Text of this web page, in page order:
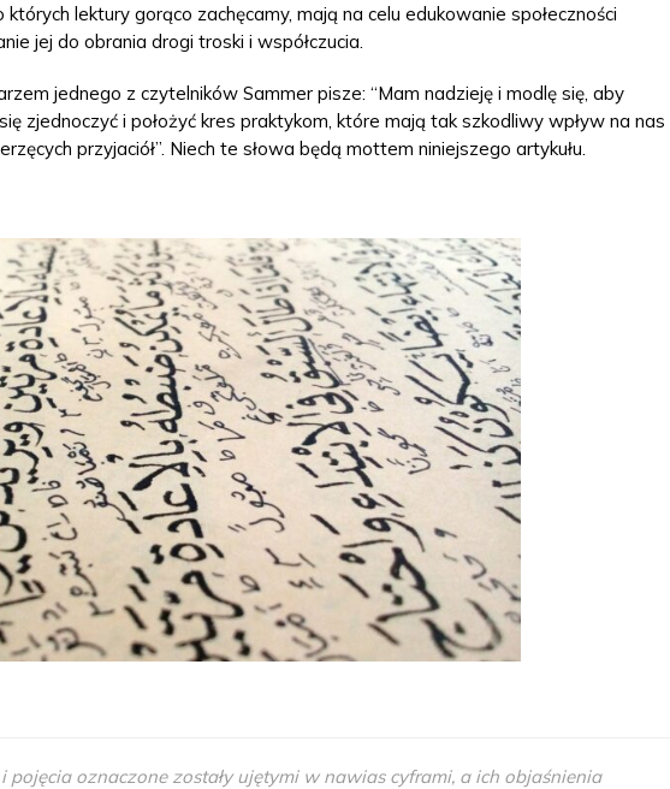
których lektury gorąco zachęcamy, mają na celu edukowanie społeczności
jej do obrania drogi troski i współczucia.
jednego z czytelników Sammer pisze: “Mam nadzieję i modlę się, aby
zjednoczyć i położyć kres praktykom, które mają tak szkodliwy wpływ na nas
przyjaciół”. Niech te słowa będą mottem niniejszego artykułu.
pojęcia oznaczone zostały ujętymi w nawias cyframi, a ich objaśnienia